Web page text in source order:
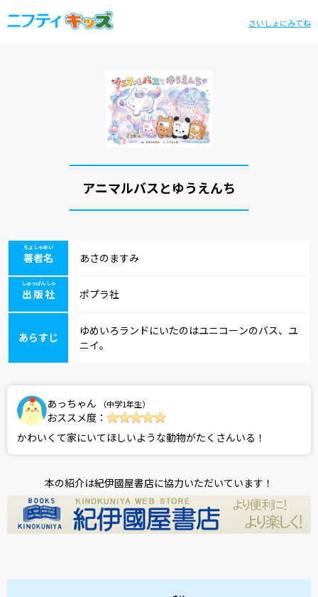
さいしょにみてね
アニマルバスとゆうえんち
著者名
ちょしゃめい
あさのますみ
出版社
しゅっぱんしゃ
ポプラ社
あらすじ
ゆめいろランドにいたのはユニコーンのバス、ユ
ニイ。
あっちゃん （中学1年生）
おススメ度：
かわいくて家にいてほしいような動物がたくさんいる！
本の紹介は紀伊國屋書店に協力いただいています！